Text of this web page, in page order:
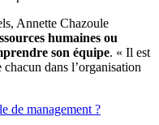
Annette Chazoule
humaines ou
son équipe. « Il est
dans l’organisation
de management ?